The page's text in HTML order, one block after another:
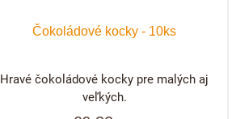
Čokoládové kocky - 10ks
Hravé čokoládové kocky pre malých aj
veľkých.